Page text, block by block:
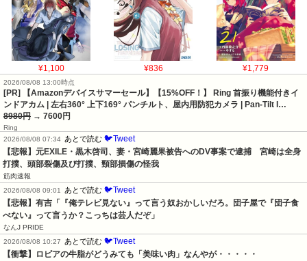
¥1,100 ¥836 ¥1,779
2026/08/08 13:00時点
[PR] 【Amazonデバイスサマーセール】【15%OFF！】 Ring 首振り機能付きイ
ンドアカム | 左右360° 上下169° パンチルト、屋内用防犯カメラ | Pan-Tilt I…
8980円 → 7600円
Ring
2026/08/08 07:34 あとで読む 🐦Tweet
【悲報】元EXILE・黒木啓司、妻・宮崎麗果被告へのDV事案で逮捕　宮崎は全身
打撲、頭部裂傷及び打撲、頸部損傷の怪我
筋肉速報
2026/08/08 09:01
あとで読む 🐦Tweet
【悲報】有吉「『俺テレビ見ない』って言う奴おかしいだろ。団子屋で『団子食
べない』って言うか？こっちは芸人だぞ」
なんJ PRIDE
2026/08/08 10:27
あとで読む 🐦Tweet
【衝撃】ロピアの牛脂がどうみても「美味い肉」なんやが・・・・・